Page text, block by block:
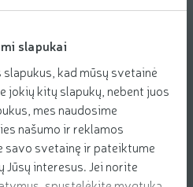
slapukai
kad mūsų svetainė
kitų slapukų, nebent juos
mes naudosime
našumo ir reklamos
savo svetainę ir pateiktume
interesus. Jei norite